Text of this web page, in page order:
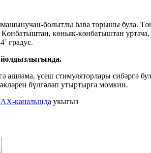
болытлы һава торышы була.
Көнбатыштан, көньяк-көнбатыштан
градус.
йолдызлыгында.
ашлама, үсеш стимуляторлары сибәргә
бүлгәләп утыртырга мөмкин.
каналында укыгыз